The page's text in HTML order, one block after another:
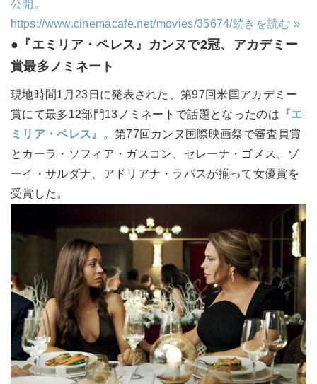
公開。
https://www.cinemacafe.net/movies/35674/続きを読む »
●『エミリア・ペレス』カンヌで2冠、 アカデミー
賞最多ノミネート
現地時間1月23日に発表された、第97回米国アカデミー
賞にて最多12部門13ノミネートで話題となったのは 『エ
ミリア・ペレス』
。第77回カンヌ国際映画祭で審査員賞
とカーラ・ソフィア・ガスコン、セレーナ・ゴメス、ゾ
ーイ・サルダナ、アドリアナ・ラパスが揃って女優賞を
受賞した。